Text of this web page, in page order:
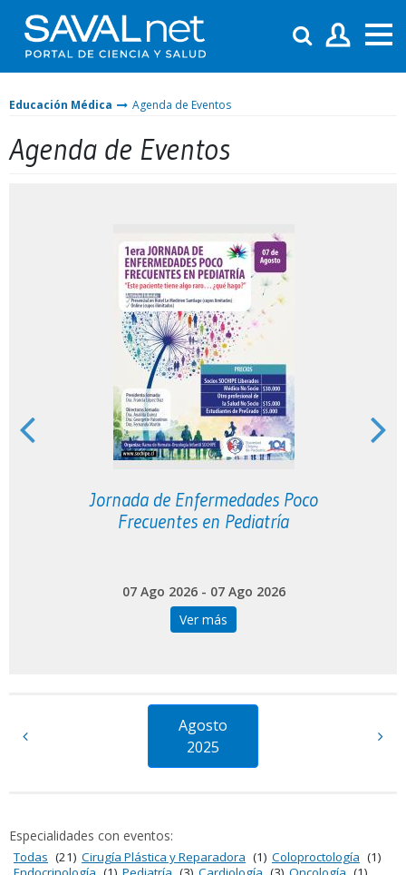
Educación Médica Agenda de Eventos
Agenda de Eventos
Jornada de Enfermedades Poco
Frecuentes en Pediatría
07 Ago 2026 - 07 Ago 2026
Ver más
Agosto
2025
Especialidades con eventos:
Todas (21) Cirugía Plástica y Reparadora (1) Coloproctología (1)